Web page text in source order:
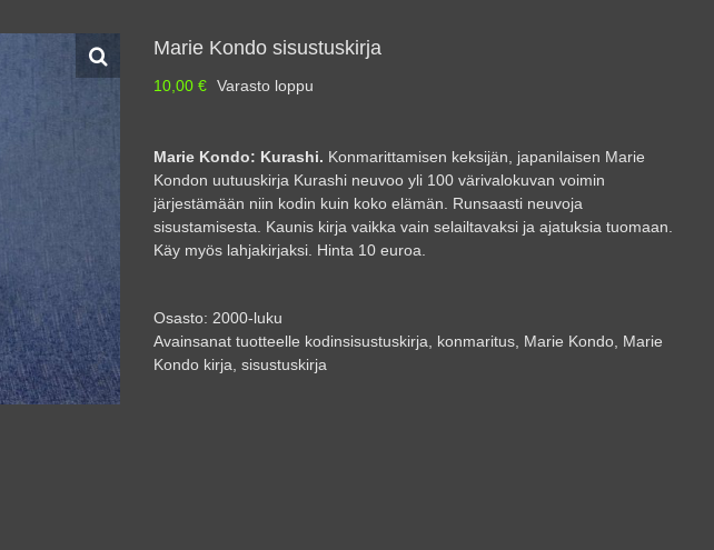
Marie Kondo sisustuskirja
10,00 € Varasto loppu
Marie Kondo: Kurashi. Konmarittamisen keksijän, japanilaisen Marie
Kondon uutuuskirja Kurashi neuvoo yli 100 värivalokuvan voimin
järjestämään niin kodin kuin koko elämän. Runsaasti neuvoja
sisustamisesta. Kaunis kirja vaikka vain selailtavaksi ja ajatuksia tuomaan.
Käy myös lahjakirjaksi. Hinta 10 euroa.
Osasto: 2000-luku
Avainsanat tuotteelle kodinsisustuskirja konmaritus Marie Kondo Marie
Kondo kirja sisustuskirja